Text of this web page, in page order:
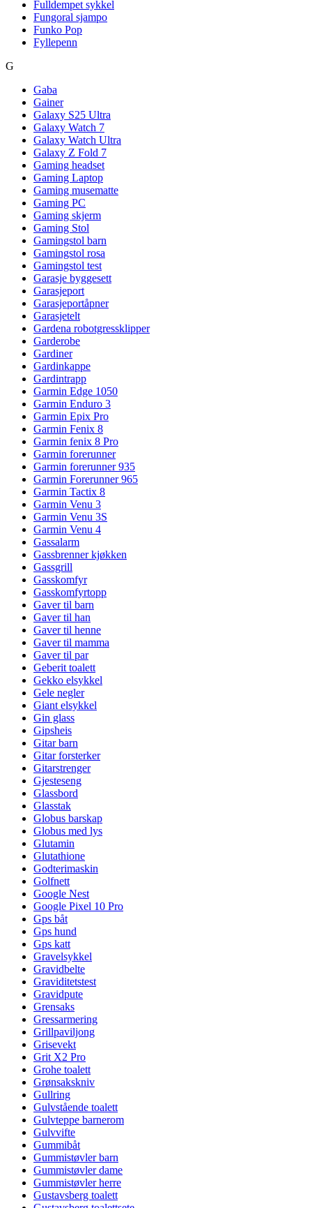
Fulldempet sykkel
Fungoral sjampo
Funko Pop
Fyllepenn
G
Gaba
Gainer
Galaxy S25 Ultra
Galaxy Watch 7
Galaxy Watch Ultra
Galaxy Z Fold 7
Gaming headset
Gaming Laptop
Gaming musematte
Gaming PC
Gaming skjerm
Gaming Stol
Gamingstol barn
Gamingstol rosa
Gamingstol test
Garasje byggesett
Garasjeport
Garasjeportåpner
Garasjetelt
Gardena robotgressklipper
Garderobe
Gardiner
Gardinkappe
Gardintrapp
Garmin Edge 1050
Garmin Enduro 3
Garmin Epix Pro
Garmin Fenix 8
Garmin fenix 8 Pro
Garmin forerunner
Garmin forerunner 935
Garmin Forerunner 965
Garmin Tactix 8
Garmin Venu 3
Garmin Venu 3S
Garmin Venu 4
Gassalarm
Gassbrenner kjøkken
Gassgrill
Gasskomfyr
Gasskomfyrtopp
Gaver til barn
Gaver til han
Gaver til henne
Gaver til mamma
Gaver til par
Geberit toalett
Gekko elsykkel
Gele negler
Giant elsykkel
Gin glass
Gipsheis
Gitar barn
Gitar forsterker
Gitarstrenger
Gjesteseng
Glassbord
Glasstak
Globus barskap
Globus med lys
Glutamin
Glutathione
Godterimaskin
Golfnett
Google Nest
Google Pixel 10 Pro
Gps båt
Gps hund
Gps katt
Gravelsykkel
Gravidbelte
Graviditetstest
Gravidpute
Grensaks
Gressarmering
Grillpaviljong
Grisevekt
Grit X2 Pro
Grohe toalett
Grønsakskniv
Gullring
Gulvstående toalett
Gulvteppe barnerom
Gulvvifte
Gummibåt
Gummistøvler barn
Gummistøvler dame
Gummistøvler herre
Gustavsberg toalett